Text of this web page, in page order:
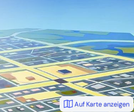
Auf Karte anzeigen